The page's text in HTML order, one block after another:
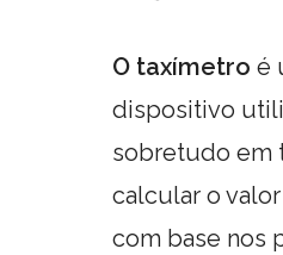
O taxímetro é
dispositivo
sobretudo em
calcular o
com base nos